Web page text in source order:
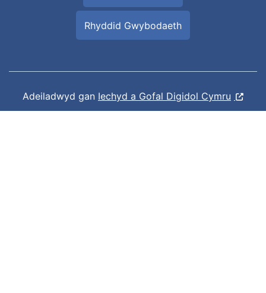
Rhyddid Gwybodaeth
Adeiladwyd gan Iechyd a Gofal Digidol Cymru